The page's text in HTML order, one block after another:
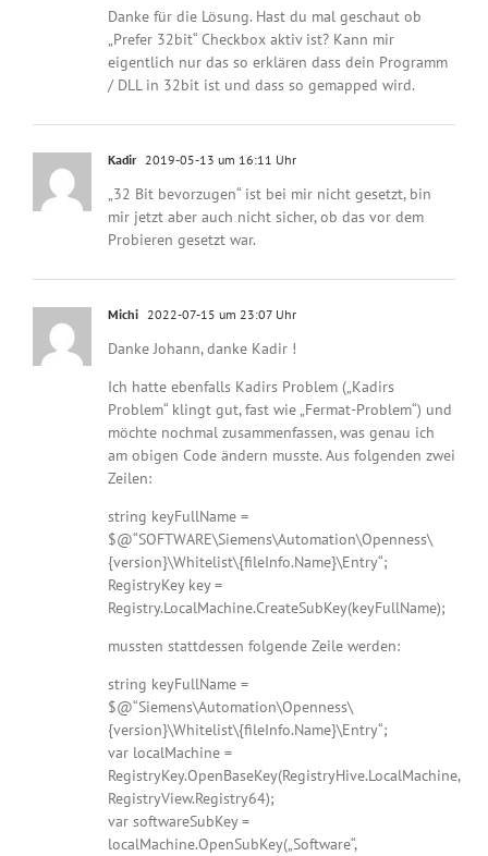
Danke für die Lösung. Hast du mal geschaut ob
„Prefer 32bit“ Checkbox aktiv ist? Kann mir
eigentlich nur das so erklären dass dein Programm
/ DLL in 32bit ist und dass so gemapped wird.
Kadir 2019-05-13 um 16:11 Uhr
„32 Bit bevorzugen“ ist bei mir nicht gesetzt, bin
mir jetzt aber auch nicht sicher, ob das vor dem
Probieren gesetzt war.
Michi 2022-07-15 um 23:07 Uhr
Danke Johann, danke Kadir !
Ich hatte ebenfalls Kadirs Problem („Kadirs
Problem“ klingt gut, fast wie „Fermat-Problem“) und
möchte nochmal zusammenfassen, was genau ich
am obigen Code ändern musste. Aus folgenden zwei
Zeilen:
string keyFullName =
$@“SOFTWARE\Siemens\Automation\Openness\
{version}\Whitelist\{fileInfo.Name}\Entry“;
RegistryKey key =
Registry.LocalMachine.CreateSubKey(keyFullName);
mussten stattdessen folgende Zeile werden:
string keyFullName =
$@“Siemens\Automation\Openness\
{version}\Whitelist\{fileInfo.Name}\Entry“;
var localMachine =
RegistryKey.OpenBaseKey(RegistryHive.LocalMachine,
RegistryView.Registry64);
var softwareSubKey =
localMachine.OpenSubKey(„Software“,